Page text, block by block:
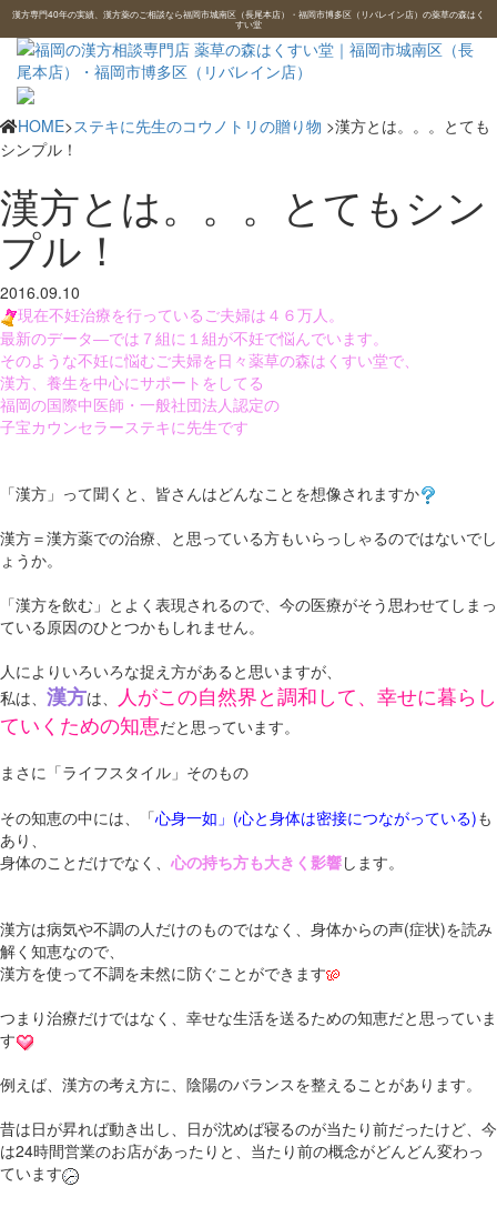
漢方専門40年の実績、漢方薬のご相談なら福岡市城南区（長尾本店）・福岡市博多区（リバレイン店）の薬草の森はく
すい堂
HOME>ステキに先生のコウノトリの贈り物 >漢方とは。。。とても
シンプル！
漢方とは。。。とてもシン
プル！
2016.09.10
現在不妊治療を行っているご夫婦は４６万人。
最新のデータ―では７組に１組が不妊で悩んでいます。
そのような不妊に悩むご夫婦を日々薬草の森はくすい堂で、
漢方、養生を中心にサポートをしてる
福岡の国際中医師・一般社団法人認定の
子宝カウンセラーステキに先生です
「漢方」って聞くと、皆さんはどんなことを想像されますか
漢方＝漢方薬での治療、と思っている方もいらっしゃるのではないでし
ょうか。
「漢方を飲む」とよく表現されるので、今の医療がそう思わせてしまっ
ている原因のひとつかもしれません。
人によりいろいろな捉え方があると思いますが、
私は、 漢方は、
人がこの自然界と調和して、幸せに暮らし
ていくための知恵だと思っています。
まさに「ライフスタイル」そのもの
その知恵の中には、「心身一如」(心と身体は密接につながっている)も
あり、
身体のことだけでなく、 心の持ち方も大きく影響します。
漢方は病気や不調の人だけのものではなく、身体からの声(症状)を読み
解く知恵なので、
漢方を使って不調を未然に防ぐことができます
つまり治療だけではなく、幸せな生活を送るための知恵だと思っていま
す
例えば、漢方の考え方に、陰陽のバランスを整えることがあります。
昔は日が昇れば動き出し、日が沈めば寝るのが当たり前だったけど、今
は24時間営業のお店があったりと、当たり前の概念がどんどん変わっ
ています